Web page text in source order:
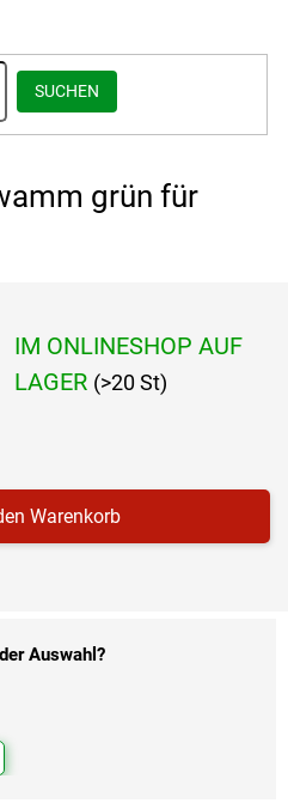
SUCHEN
grün für
IM ONLINESHOP AUF
LAGER (>20 St)
Warenkorb
Auswahl?